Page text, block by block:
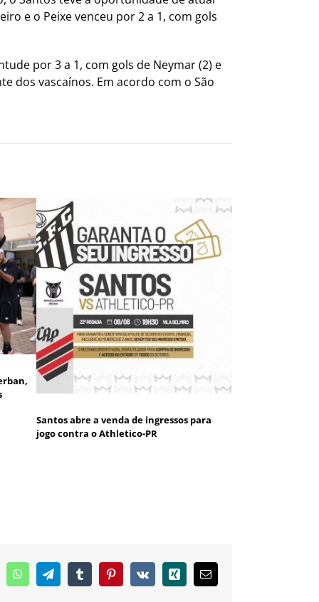
e o Peixe venceu por 2 a 1, com gols
por 3 a 1, com gols de Neymar (2) e
dos vascaínos. Em acordo com o São
Santos abre a venda de ingressos para
jogo contra o Athletico-PR
WhatsAppTelegramTumblr PinterestVk Xing
E-
mail